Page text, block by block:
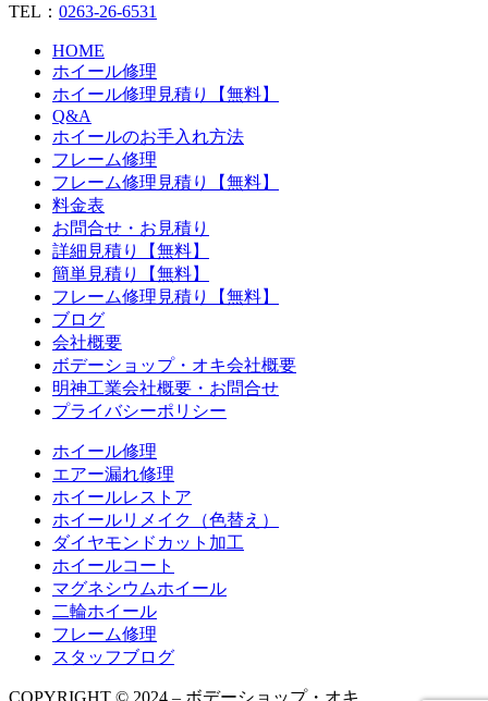
TEL： 0263-26-6531
HOME
ホイール修理
ホイール修理見積り【無料】
Q&A
ホイールのお手入れ方法
フレーム修理
フレーム修理見積り【無料】
料金表
お問合せ・お見積り
詳細見積り【無料】
簡単見積り【無料】
フレーム修理見積り【無料】
ブログ
会社概要
ボデーショップ・オキ会社概要
明神工業会社概要・お問合せ
プライバシーポリシー
ホイール修理
エアー漏れ修理
ホイールレストア
ホイールリメイク（色替え）
ダイヤモンドカット加工
ホイールコート
マグネシウムホイール
二輪ホイール
フレーム修理
スタッフブログ
COPYRIGHT © 2024 – ボデーショップ・オキ